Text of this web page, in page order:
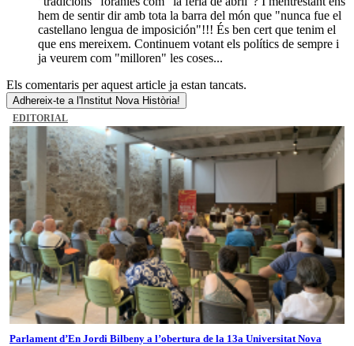
hem de sentir dir amb tota la barra del món que "nunca fue el
castellano lengua de imposición"!!! És ben cert que tenim el
que ens mereixem. Continuem votant els polítics de sempre i
ja veurem com "milloren" les coses...
Els comentaris per aquest article ja estan tancats.
Adhereix-te a l'Institut Nova Història!
EDITORIAL
Parlament d’En Jordi Bilbeny a l’obertura de la 13a Universitat Nova